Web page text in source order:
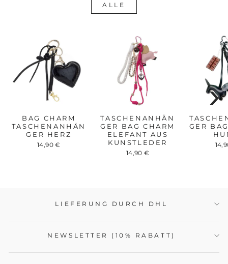
ALLE
BAG CHARM
TASCHENANHÄN
GER HERZ
14,90 €
TASCHENANHÄN
GER BAG CHARM
ELEFANT AUS
KUNSTLEDER
14,90 €
GER
›
LIEFERUNG DURCH DHL
NEWSLETTER (10% RABATT)